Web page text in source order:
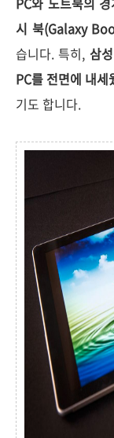
시 북(Galaxy
습니다. 특히, 삼
PC를 전면에 내
기도 합니다.